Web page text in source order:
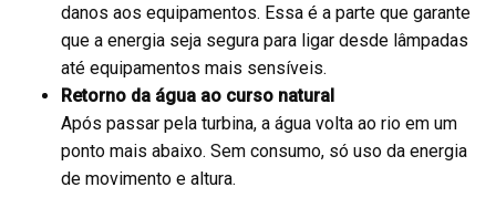
danos aos equipamentos. Essa é a parte que garante
que a energia seja segura para ligar desde lâmpadas
até equipamentos mais sensíveis.
Retorno da água ao curso natural
Após passar pela turbina, a água volta ao rio em um
ponto mais abaixo. Sem consumo, só uso da energia
de movimento e altura.